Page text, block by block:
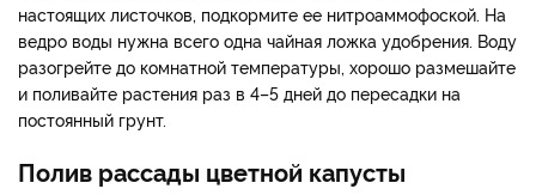
настоящих листочков, подкормите ее нитроаммофоской. На
ведро воды нужна всего одна чайная ложка удобрения. Воду
разогрейте до комнатной температуры, хорошо размешайте
и поливайте растения раз в 4–5 дней до пересадки на
постоянный грунт.
Полив рассады цветной капусты